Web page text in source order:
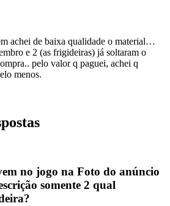
achei de baixa qualidade o material…
e 2 (as frigideiras) já soltaram o
pelo valor q paguei, achei q
menos.
no jogo na Foto do anúncio
somente 2 qual